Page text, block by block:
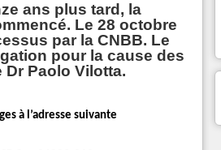
ans plus tard, la
Le 28 octobre
par la CNBB. Le
pour la cause des
Paolo Vilotta.
à l’adresse suivante